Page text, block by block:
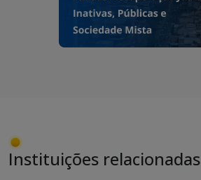
Instituições relacionadas